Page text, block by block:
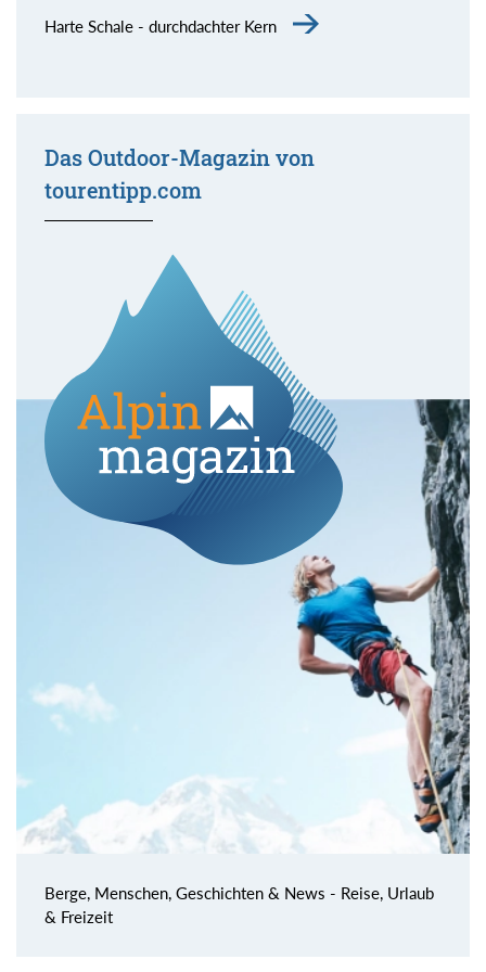
Harte Schale - durchdachter Kern
Das Outdoor-Magazin von
tourentipp.com
Berge, Menschen, Geschichten & News - Reise, Urlaub
& Freizeit